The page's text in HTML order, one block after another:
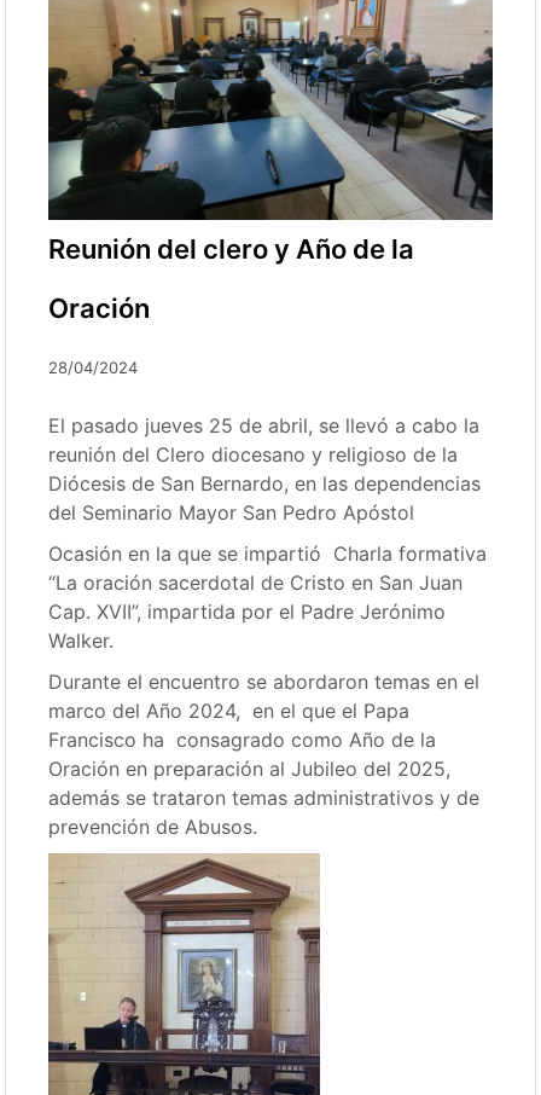
Reunión del clero y Año de la
Oración
28/04/2024
El pasado jueves 25 de abril, se llevó a cabo la
reunión del Clero diocesano y religioso de la
Diócesis de San Bernardo, en las dependencias
del Seminario Mayor San Pedro Apóstol
Ocasión en la que se impartió Charla formativa
“La oración sacerdotal de Cristo en San Juan
Cap. XVII”, impartida por el Padre Jerónimo
Walker.
Durante el encuentro se abordaron temas en el
marco del Año 2024, en el que el Papa
Francisco ha consagrado como Año de la
Oración en preparación al Jubileo del 2025,
además se trataron temas administrativos y de
prevención de Abusos.